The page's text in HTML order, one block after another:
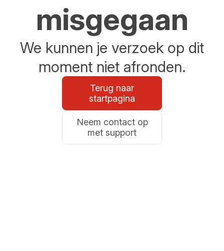
misgegaan
We kunnen je verzoek op dit
moment niet afronden.
Terug naar
startpagina
Neem contact op
met support